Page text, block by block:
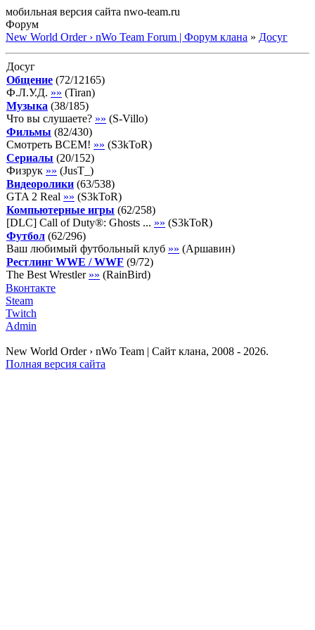
мобильная версия сайта nwo-team.ru
Форум
New World Order › nWo Team Forum | Форум клана » Досуг
Досуг
Общение (72/12165)
Ф.Л.У.Д. »» (Tiran)
Музыка (38/185)
Что вы слушаете? »» (S-Villo)
Фильмы (82/430)
Смотреть ВСЕМ! »» (S3kToR)
Сериалы (20/152)
Физрук »» (JusT_ )
Видеоролики (63/538)
GTA 2 Real »» (S3kToR)
Компьютерные игры (62/258)
[DLC] Call of Duty®: Ghosts ... »» (S3kToR)
Футбол (62/296)
Ваш любимый футбольный клуб »» (Аршавин)
Рестлинг WWE / WWF (9/72)
The Best Wrestler »» (RainBird)
Вконтакте
Steam
Twitch
Admin
New World Order › nWo Team | Сайт клана, 2008 - 2026.
Полная версия сайта